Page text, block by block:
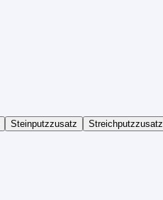
Steinputzzusatz Streichputzzusatz